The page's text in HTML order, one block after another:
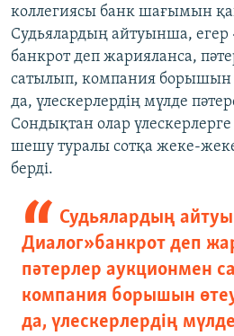
коллегиясы банк шағымын
Судьялардың айтуынша,
банкрот деп жарияланса,
сатылып, компания борышын
да, үлескерлердің мүлде
Сондықтан олар үлескерлерге
шешу туралы сотқа жеке-
берді.
Судьялардың
Диалог» банкрот деп
пәтерлер аукционмен
компания борышын
да, үлескерлердің